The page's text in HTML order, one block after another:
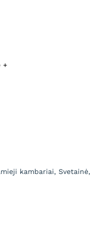
+
kambariai, Svetainė,